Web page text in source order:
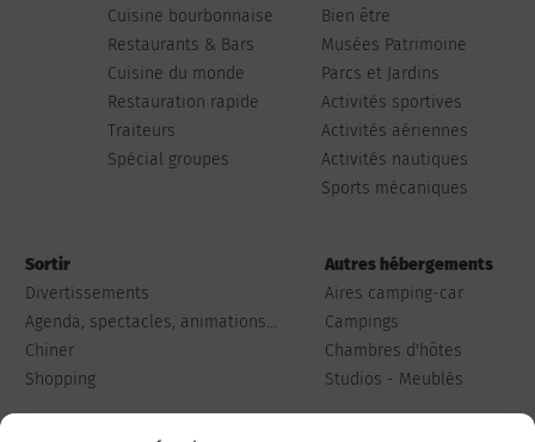
Cuisine bourbonnaise
Restaurants & Bars
Cuisine du monde
Restauration rapide
Traiteurs
Spécial groupes
Bien être
Musées Patrimoine
Parcs et Jardins
Activités sportives
Activités aériennes
Activités nautiques
Sports mécaniques
Sortir
Divertissements
Agenda, spectacles, animations...
Chiner
Shopping
Autres hébergements
Aires camping-car
Campings
Chambres d'hôtes
Studios - Meublés